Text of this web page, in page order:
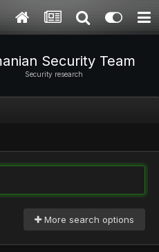
Security Team
Security research
More search options